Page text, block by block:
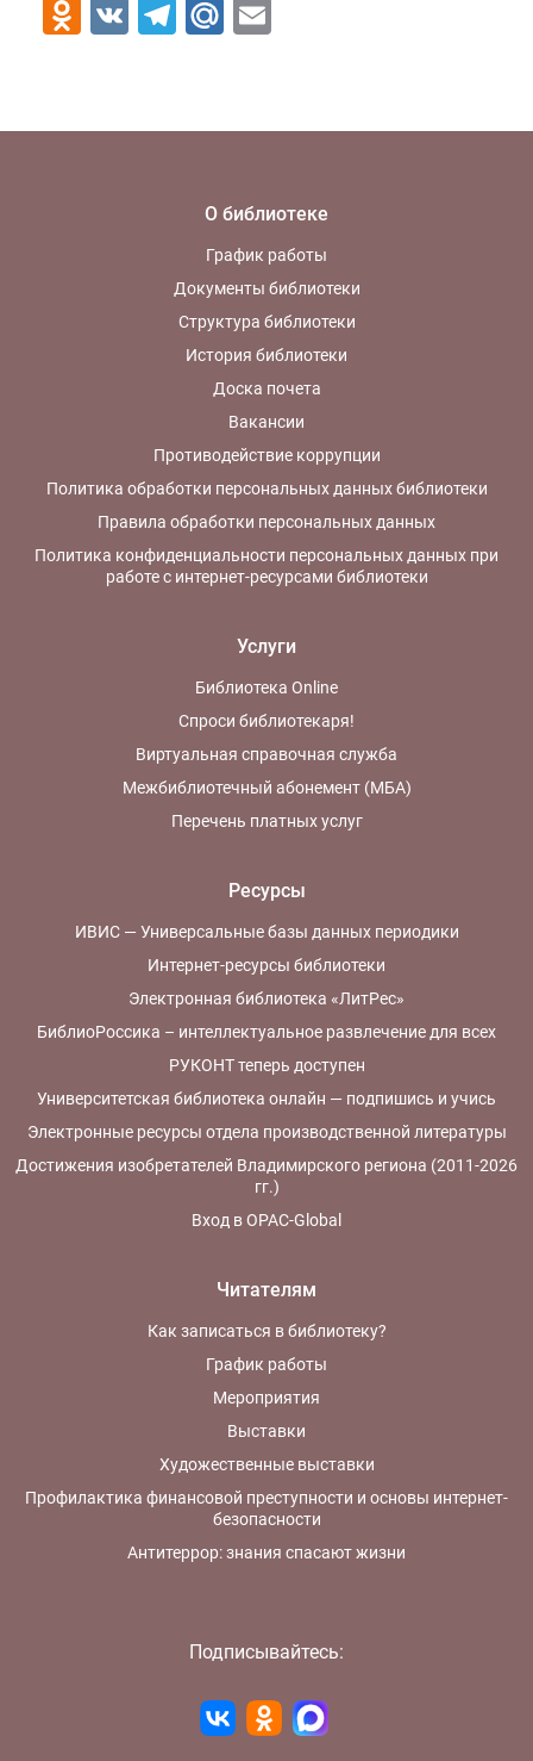
Odnoklassniki
VK Telegram
Mail.Ru
О библиотеке
График работы
Документы библиотеки
Структура библиотеки
История библиотеки
Доска почета
Вакансии
Противодействие коррупции
Политика обработки персональных данных библиотеки
Правила обработки персональных данных
Политика конфиденциальности персональных данных при
работе с интернет-ресурсами библиотеки
Услуги
Библиотека Online
Спроси библиотекаря!
Виртуальная справочная служба
Межбиблиотечный абонемент (МБА)
Перечень платных услуг
Ресурсы
ИВИС — Универсальные базы данных периодики
Интернет-ресурсы библиотеки
Электронная библиотека «ЛитРес»
БиблиоРоссика – интеллектуальное развлечение для всех
РУКОНТ теперь доступен
Университетская библиотека онлайн — подпишись и учись
Электронные ресурсы отдела производственной литературы
Достижения изобретателей Владимирского региона (2011-2026
гг.)
Вход в OPAC-Global
Читателям
Как записаться в библиотеку?
График работы
Мероприятия
Выставки
Художественные выставки
Профилактика финансовой преступности и основы интернет-
безопасности
Антитеррор: знания спасают жизни
Подписывайтесь: